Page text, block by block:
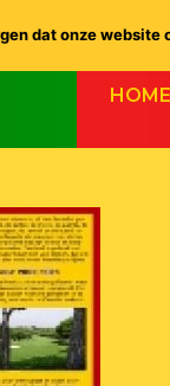
HOME
dat onze